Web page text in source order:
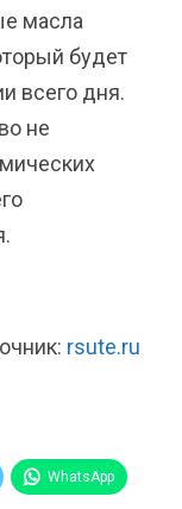
масла
будет
всего дня.
не
rsute.ru
WhatsApp